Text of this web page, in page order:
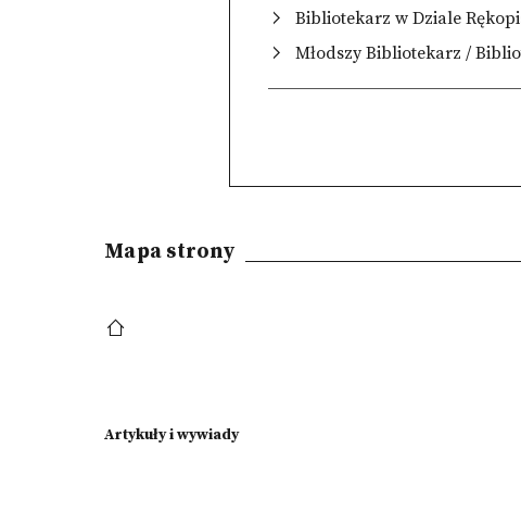
Bibliotekarz w Dziale
Młodszy Bibliotekarz /
Mapa strony
Artykuły i wywiady